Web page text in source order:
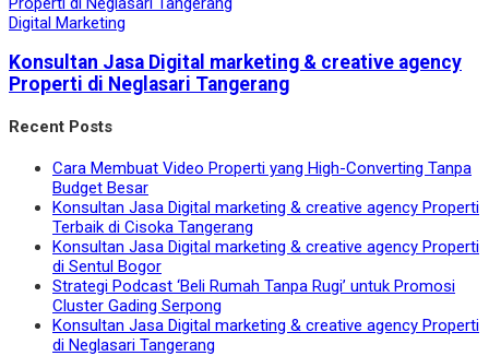
Digital Marketing
Konsultan Jasa Digital marketing & creative agency
Properti di Neglasari Tangerang
Recent Posts
Cara Membuat Video Properti yang High-Converting Tanpa
Budget Besar
Konsultan Jasa Digital marketing & creative agency Properti
Terbaik di Cisoka Tangerang
Konsultan Jasa Digital marketing & creative agency Properti
di Sentul Bogor
Strategi Podcast ‘Beli Rumah Tanpa Rugi’ untuk Promosi
Cluster Gading Serpong
Konsultan Jasa Digital marketing & creative agency Properti
di Neglasari Tangerang